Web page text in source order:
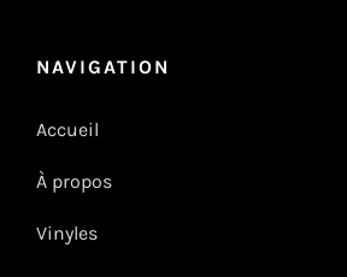
NAVIGATION
Accueil
À propos
Vinyles